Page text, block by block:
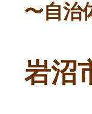
〜自治
岩沼